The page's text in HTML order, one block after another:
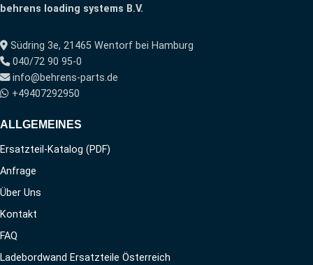
behrens loading systems B.V.
Südring 3e, 21465 Wentorf bei Hamburg
040/72 90 95-0
info@behrens-parts.de
+49407292950
ALLGEMEINES
Ersatzteil-Katalog (PDF)
Anfrage
Über Uns
Kontakt
FAQ
Ladebordwand Ersatzteile Österreich